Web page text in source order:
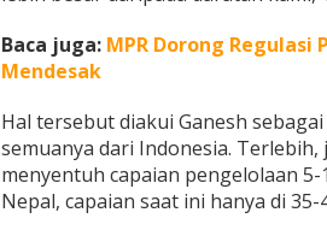
Baca juga: MPR Dorong Regulasi
Mendesak
Hal tersebut diakui Ganesh
semuanya dari Indonesia.
menyentuh capaian pengelolaan
Nepal, capaian saat ini hanya di